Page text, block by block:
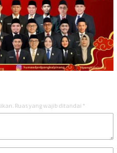
Ruas yang wajib ditandai *